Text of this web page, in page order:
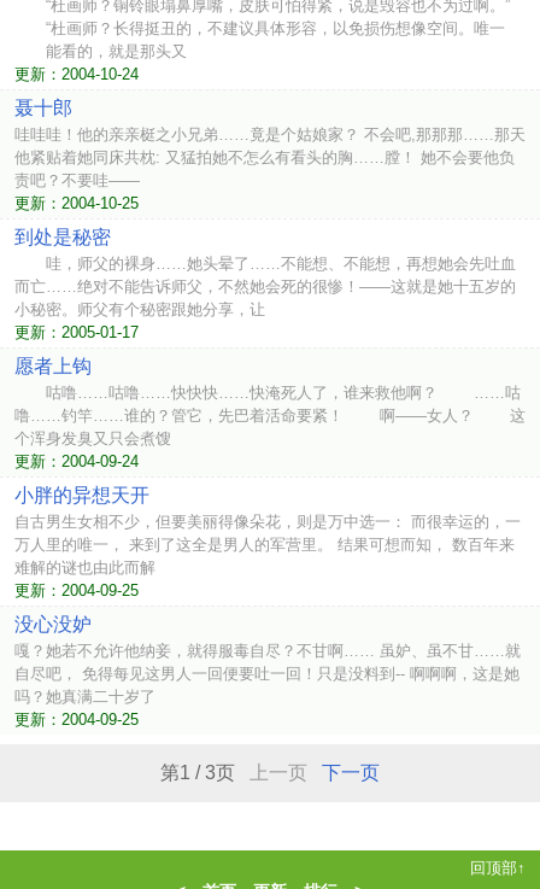
“杜画师？铜铃眼塌鼻厚嘴，皮肤可怕得紧，说是毁容也不为过啊。”
“杜画师？长得挺丑的，不建议具体形容，以免损伤想像空间。唯一
能看的，就是那头又
更新：2004-10-24
聂十郎
哇哇哇！他的亲亲梃之小兄弟……竟是个姑娘家？ 不会吧,那那那……那天
他紧贴着她同床共枕: 又猛拍她不怎么有看头的胸……膛！ 她不会要他负
责吧？不要哇——
更新：2004-10-25
到处是秘密
哇，师父的裸身……她头晕了……不能想、不能想，再想她会先吐血
而亡……绝对不能告诉师父，不然她会死的很惨！——这就是她十五岁的
小秘密。师父有个秘密跟她分享，让
更新：2005-01-17
愿者上钩
咕噜……咕噜……快快快……快淹死人了，谁来救他啊？ ……咕
噜……钓竿……谁的？管它，先巴着活命要紧！ 啊——女人？ 这
个浑身发臭又只会煮馊
更新：2004-09-24
小胖的异想天开
自古男生女相不少，但要美丽得像朵花，则是万中选一： 而很幸运的，一
万人里的唯一， 来到了这全是男人的军营里。 结果可想而知， 数百年来
难解的谜也由此而解
更新：2004-09-25
没心没妒
嘎？她若不允许他纳妾，就得服毒自尽？不甘啊…… 虽妒、虽不甘……就
自尽吧， 免得每见这男人一回便要吐一回！只是没料到-- 啊啊啊，这是她
吗？她真满二十岁了
更新：2004-09-25
第1 / 3页 上一页 下一页
回顶部↑